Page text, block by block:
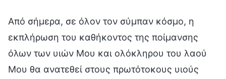
Από σήμερα, σε όλον τον σύμπαν κόσμο, η
εκπλήρωση του καθήκοντος της ποίμανσης
όλων των υιών Μου και ολόκληρου του λαού
Μου θα ανατεθεί στους πρωτότοκους υιούς